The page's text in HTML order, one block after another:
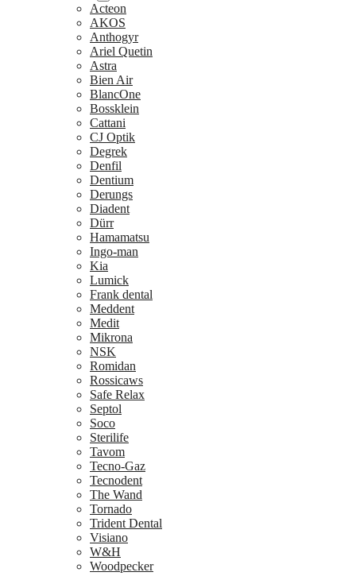
Acteon
AKOS
Anthogyr
Ariel Quetin
Astra
Bien Air
BlancOne
Bossklein
Cattani
CJ Optik
Degrek
Denfil
Dentium
Derungs
Diadent
Dürr
Hamamatsu
Ingo-man
Kia
Lumick
Frank dental
Meddent
Medit
Mikrona
NSK
Romidan
Rossicaws
Safe Relax
Septol
Soco
Sterilife
Tavom
Tecno-Gaz
Tecnodent
The Wand
Tornado
Trident Dental
Visiano
W&H
Woodpecker